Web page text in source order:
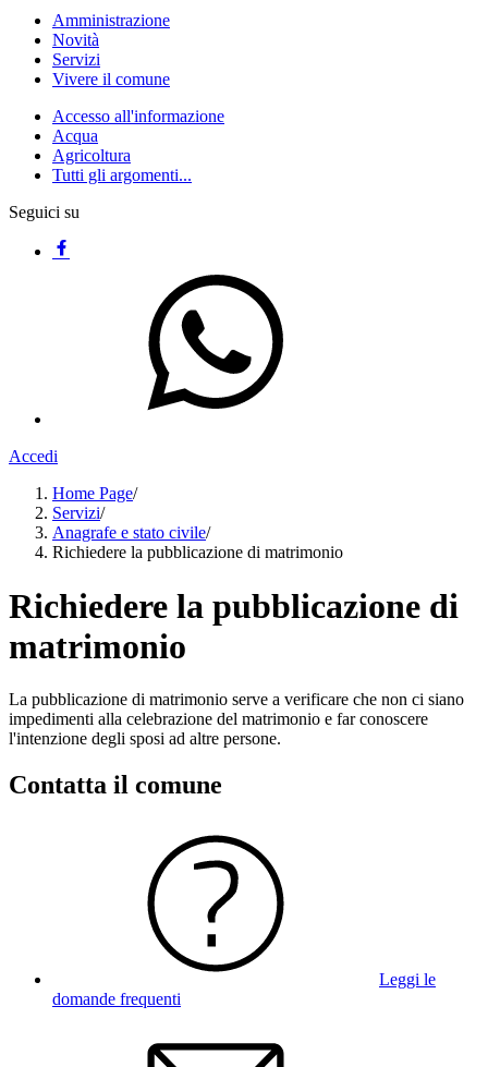
Amministrazione
Novità
Servizi
Vivere il comune
Accesso all'informazione
Acqua
Agricoltura
Tutti gli argomenti...
Seguici su
Accedi
Home Page/
Servizi/
Anagrafe e stato civile/
Richiedere la pubblicazione di matrimonio
Richiedere la pubblicazione di
matrimonio
La pubblicazione di matrimonio serve a verificare che non ci siano
impedimenti alla celebrazione del matrimonio e far conoscere
l'intenzione degli sposi ad altre persone.
Contatta il comune
Leggi le
domande frequenti